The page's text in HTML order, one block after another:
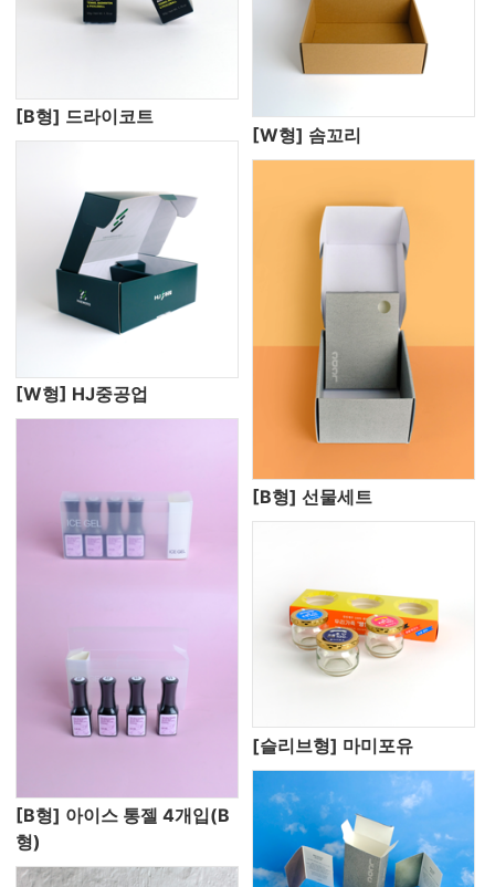
[B형] 드라이코트
[W형] 솜꼬리
[W형] HJ중공업
[B형] 선물세트
[B형] 아이스 통젤 4개입(B
형)
[슬리브형] 마미포유